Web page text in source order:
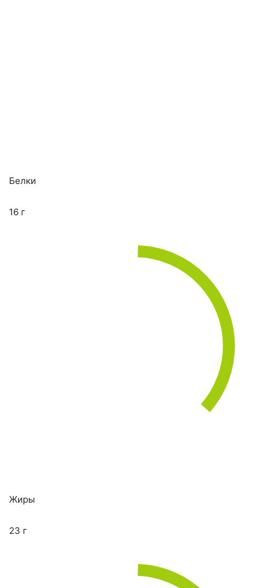
Белки
16 г
Жиры
23 г